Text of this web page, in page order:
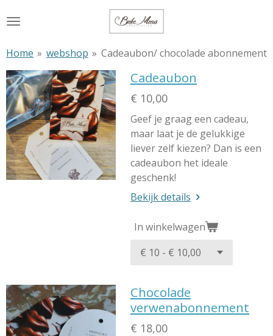
direct
de
hoofdinhoud
Home » webshop » Cadeaubon/ chocolade abonnement
Cadeaubon
€ 10,00
Geef je graag een cadeau,
maar laat je de gelukkige
liever zelf kiezen? Dan is een
cadeaubon het ideale
geschenk!
Bekijk details
In winkelwagen
Chocolade
verwenabonnement
€ 18,00